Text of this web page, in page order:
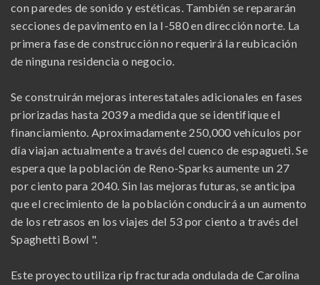
con paredes de sonido y estéticas. También se repararán
secciones de pavimento en la I-580 en dirección norte. La
primera fase de construcción no requerirá la reubicación
de ninguna residencia o negocio.
Se construirán mejoras interestatales adicionales en fases
priorizadas hasta 2039 a medida que se identifique el
financiamiento. Aproximadamente 250,000 vehículos por
día viajan actualmente a través del cuenco de espagueti. Se
espera que la población de Reno-Sparks aumente un 27
por ciento para 2040. Sin las mejoras futuras, se anticipa
que el crecimiento de la población conducirá a un aumento
de los retrasos en los viajes del 53 por ciento a través del
Spaghetti Bowl ".
Este proyecto utiliza rip fracturada ondulada de Carolina